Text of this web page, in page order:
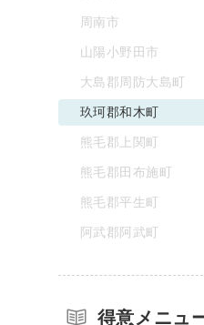
周南市
山陽小野田市
大島郡周防大島町
玖珂郡和木町
熊毛郡上関町
熊毛郡田布施町
熊毛郡平生町
阿武郡阿武町
得意メニュ